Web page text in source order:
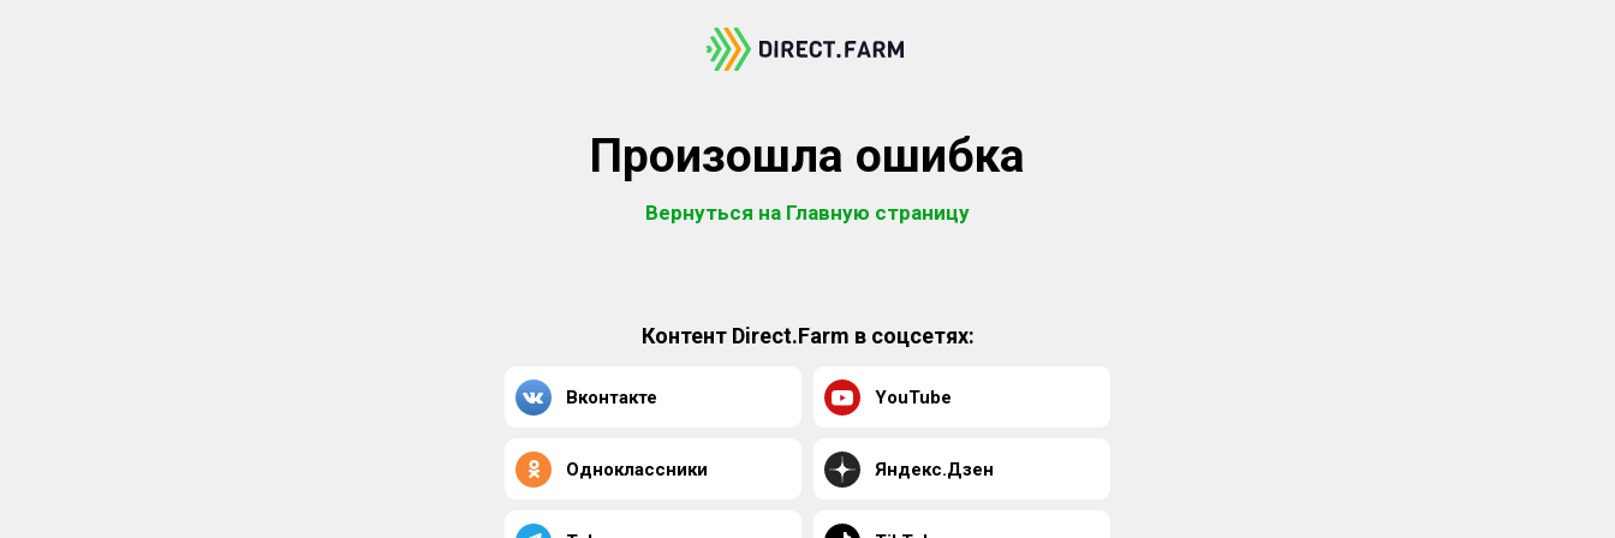
Произошла ошибка
Вернуться на Главную страницу
Контент Direct.Farm в соцсетях:
Вконтакте YouTube
Одноклассники Яндекс.Дзен